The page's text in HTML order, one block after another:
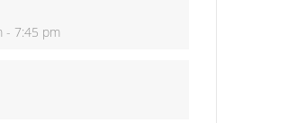
- 7:45 pm